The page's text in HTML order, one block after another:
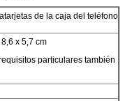
de la caja del teléfono
x 5,7 cm
particulares también